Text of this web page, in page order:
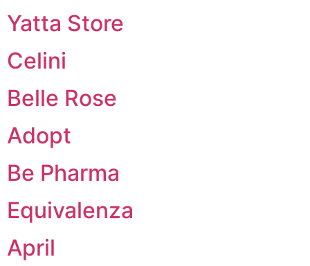
Yatta Store
Celini
Belle Rose
Adopt
Be Pharma
Equivalenza
April